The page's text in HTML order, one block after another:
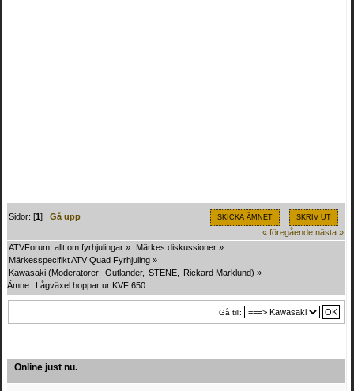
SKICKA ÄMNET SKRIV UT
Sidor: [1]Gå upp
« föregående nästa »
ATVForum, allt om fyrhjulingar » Märkes diskussioner »
Märkesspecifikt ATV Quad Fyrhjuling »
Kawasaki (Moderatorer: Outlander, STENE Rickard Marklund) »
Ämne: Lågväxel hoppar ur KVF 650
Gå till:
Online just nu.